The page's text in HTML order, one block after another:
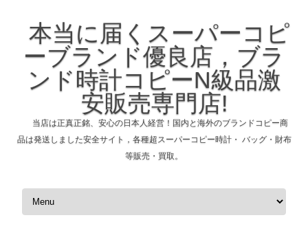
本当に届くスーパーコピ
ーブランド優良店，ブラ
ンド時計コピーN級品激
安販売専門店!
当店は正真正銘、安心の日本人経営！国内と海外のブランドコピー商
品は発送しました安全サイト，各種超スーパーコピー時計・ バッグ・財布
等販売・買取。
コンテンツへスキップ